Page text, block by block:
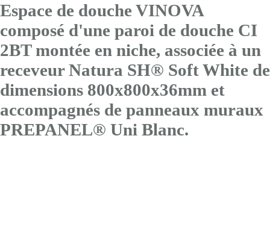
Espace de douche VINOVA
composé d'une paroi de douche CI
2BT montée en niche, associée à un
receveur Natura SH® Soft White de
dimensions 800x800x36mm et
accompagnés de panneaux muraux
PREPANEL® Uni Blanc.